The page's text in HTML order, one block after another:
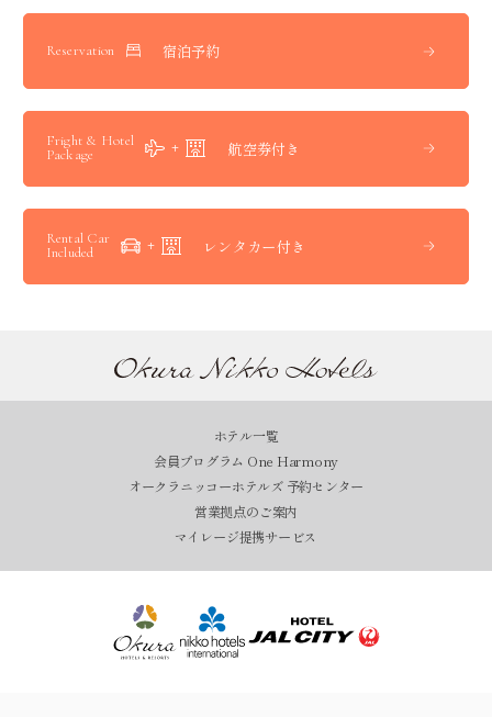
Reservation 宿泊予約
Fright & Hotel
Package
航空券付き
Rental Car
Included
レンタカー付き
ホテル一覧
会員プログラム One Harmony
オークラニッコーホテルズ 予約センター
営業拠点のご案内
マイレージ提携サービス